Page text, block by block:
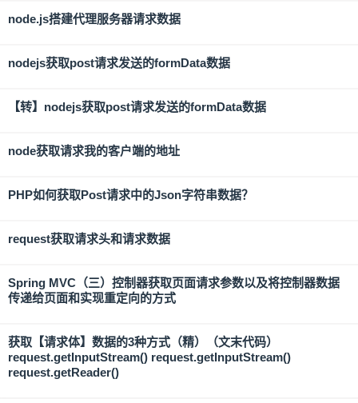
node.js搭建代理服务器请求数据
nodejs获取post请求发送的formData数据
【转】nodejs获取post请求发送的formData数据
node获取请求我的客户端的地址
PHP如何获取Post请求中的Json字符串数据？
request获取请求头和请求数据
Spring MVC（三）控制器获取页面请求参数以及将控制器数据
传递给页面和实现重定向的方式
获取【请求体】数据的3种方式（精）（文末代码）
request.getInputStream() request.getInputStream()
request.getReader()